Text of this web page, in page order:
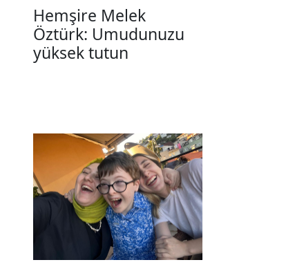
Hemşire Melek
Öztürk: Umudunuzu
yüksek tutun